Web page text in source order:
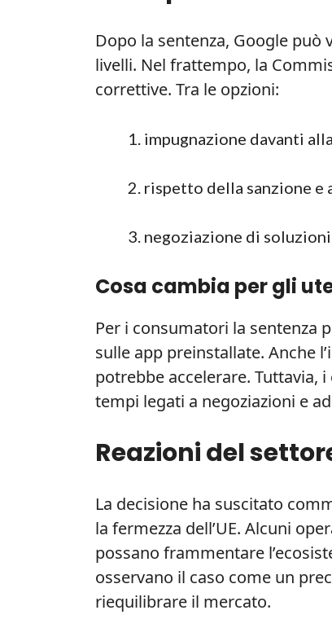
Dopo la sentenza, Google
livelli. Nel frattempo, la
correttive. Tra le opzioni:
impugnazione davanti
rispetto della sanzione
negoziazione di
Cosa cambia per gli
Per i consumatori la sentenza
sulle app preinstallate. Anche
potrebbe accelerare. Tuttavia,
tempi legati a negoziazioni e
Reazioni del
La decisione ha suscitato
la fermezza dell’UE. Alcuni
possano frammentare
osservano il caso come un
riequilibrare il mercato.